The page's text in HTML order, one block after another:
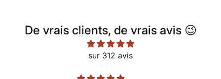
De vrais clients, de vrais avis 😉
sur 312 avis